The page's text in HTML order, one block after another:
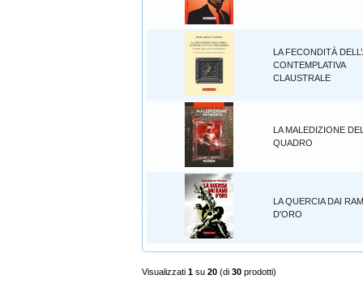
LA FECONDITÀ
CONTEMPLATIVA
CLAUSTRALE
LA MALEDIZIONE
QUADRO
LA QUERCIA DAI
D'ORO
Visualizzati 1 su 20 (di 30 prodotti)